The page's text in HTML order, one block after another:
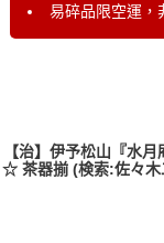
易碎品限空運，
【治】伊予松山『水
☆ 茶器揃 (検索:佐々木